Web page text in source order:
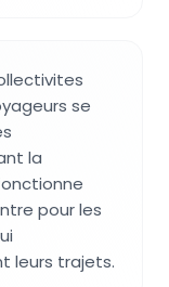
se
la
pour les
leurs trajets.